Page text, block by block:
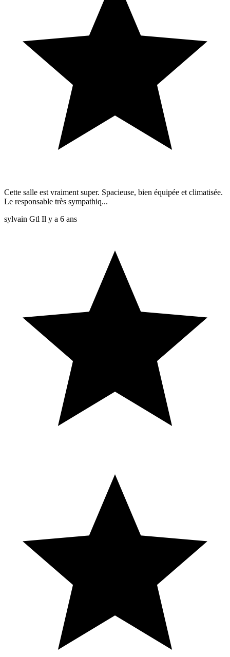
Cette salle est vraiment super. Spacieuse, bien équipée et climatisée.
Le responsable très sympathiq...
sylvain Gtl Il y a 6 ans